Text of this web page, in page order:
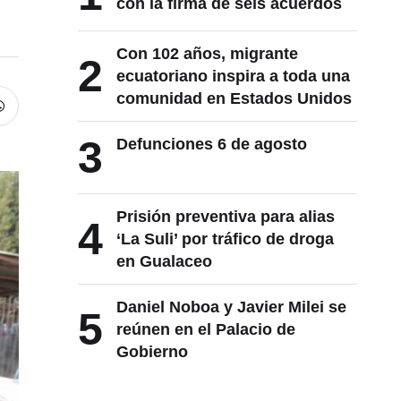
con la firma de seis acuerdos
2
Con 102 años, migrante
ecuatoriano inspira a toda una
comunidad en Estados Unidos
3 Defunciones 6 de agosto
4
Prisión preventiva para alias
‘La Suli’ por tráfico de droga
en Gualaceo
5
Daniel Noboa y Javier Milei se
reúnen en el Palacio de
Gobierno